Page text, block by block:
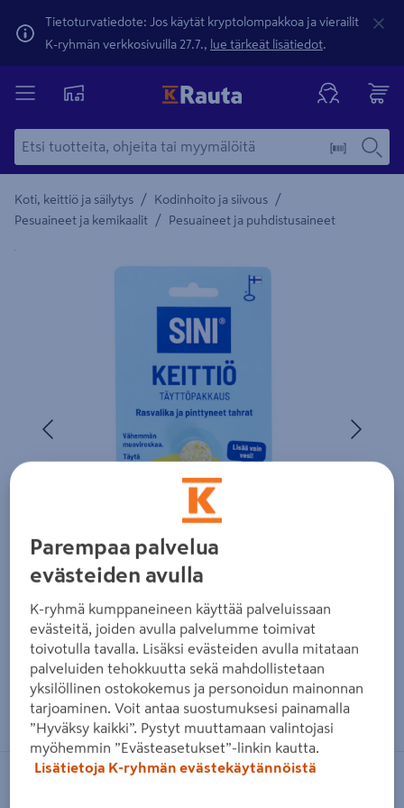
Tietoturvatiedote: Jos käytät kryptolompakkoa ja vierailit
K-ryhmän verkkosivuilla 27.7., lue tärkeät lisätiedot.
Koti, keittiö ja säilytys / Kodinhoito ja siivous /
Pesuaineet ja kemikaalit / Pesuaineet ja puhdistusaineet
Yksityiskohtainen kuvaus löytyy Tuotteen kuvaus -
Zoomaa kuvaa sormilla kosketusnäytöllä
Parempaa palvelua
evästeiden avulla
K-ryhmä kumppaneineen käyttää palveluissaan
evästeitä, joiden avulla palvelumme toimivat
toivotulla tavalla. Lisäksi evästeiden avulla mitataan
palveluiden tehokkuutta sekä mahdollistetaan
yksilöllinen ostokokemus ja personoidun mainonnan
tarjoaminen. Voit antaa suostumuksesi painamalla
”Hyväksy kaikki”. Pystyt muuttamaan valintojasi
myöhemmin ”Evästeasetukset”-linkin kautta.
Lisätietoja K-ryhmän evästekäytännöistä